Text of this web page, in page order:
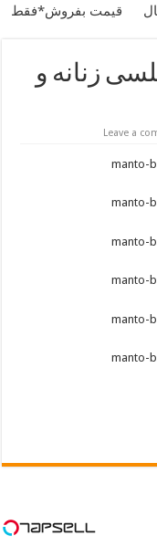
قیمت بفروش*فقط
زنانه و
Leave a